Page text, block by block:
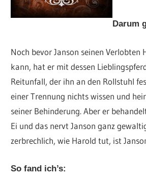
Darum
Noch bevor Janson seinen Verlobten
kann, hat er mit dessen
Reitunfall, der ihn an den Rollstuhl
einer Trennung nichts wissen und
seiner Behinderung. Aber er
Ei und das nervt Janson ganz
zerbrechlich, wie Harold tut, ist
So fand ich’s: